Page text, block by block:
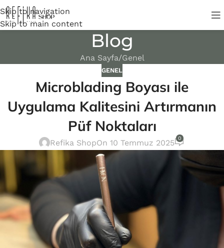
Skip to navigation
Skip to main content
Blog
Ana Sayfa Genel
GENEL
Microblading Boyası ile
Uygulama Kalitesini Artırmanın
Püf Noktaları
Refika ShopOn 10 Temmuz 2025 0